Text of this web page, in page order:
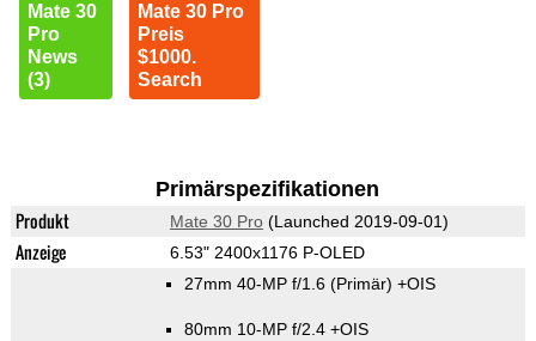
Mate 30
Pro
News
(3)
Mate 30 Pro
Preis
$1000.
Search
Primärspezifikationen
Produkt Mate 30 Pro(Launched 2019-09-01)
Anzeige 6.53" 2400x1176 P-OLED
27mm 40-MP f/1.6 (Primär) +OIS
80mm 10-MP f/2.4 +OIS